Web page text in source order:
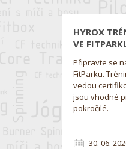
HYROX
VE
Připravte se
FitParku.
vedou
jsou vhodné
pokročilé.
30. 06.